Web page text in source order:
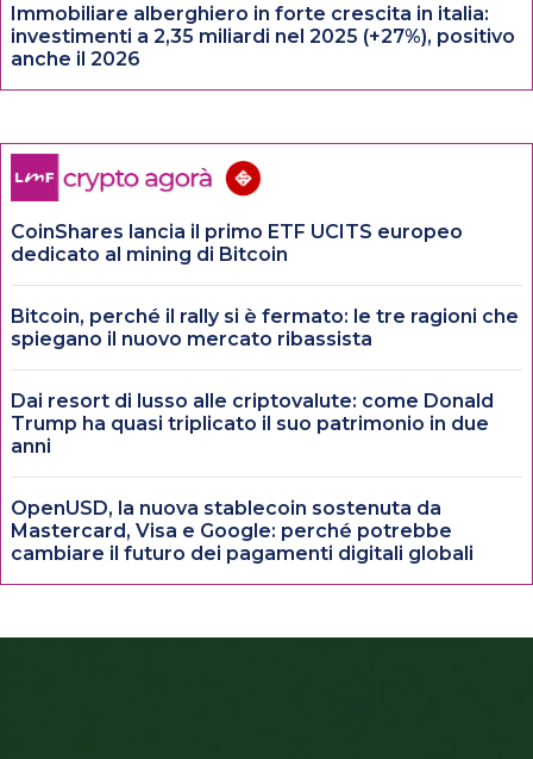
Immobiliare alberghiero in forte crescita in italia:
investimenti a 2,35 miliardi nel 2025 (+27%), positivo
anche il 2026
CoinShares lancia il primo ETF UCITS europeo
dedicato al mining di Bitcoin
Bitcoin, perché il rally si è fermato: le tre ragioni che
spiegano il nuovo mercato ribassista
Dai resort di lusso alle criptovalute: come Donald
Trump ha quasi triplicato il suo patrimonio in due
anni
OpenUSD, la nuova stablecoin sostenuta da
Mastercard, Visa e Google: perché potrebbe
cambiare il futuro dei pagamenti digitali globali